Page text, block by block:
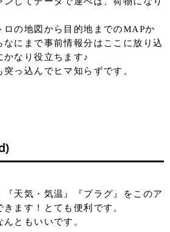
ロの地図から目的地までのMAPか
なにまで事前情報分はここに放り込
なり役立ちます♪
っ込んでヒマ知らずです。
『天気・気温』『プラグ』をこのア
ます！とても便利です。
ともいいです。